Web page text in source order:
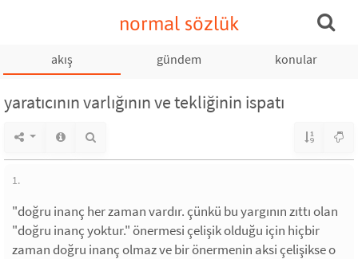
normal sözlük
akış gündem konular
yaratıcının varlığının ve tekliğinin ispatı
1.
"doğru inanç her zaman vardır. çünkü bu yargının zıttı olan
"doğru inanç yoktur." önermesi çelişik olduğu için hiçbir
zaman doğru inanç olmaz ve bir önermenin aksi çelişikse o